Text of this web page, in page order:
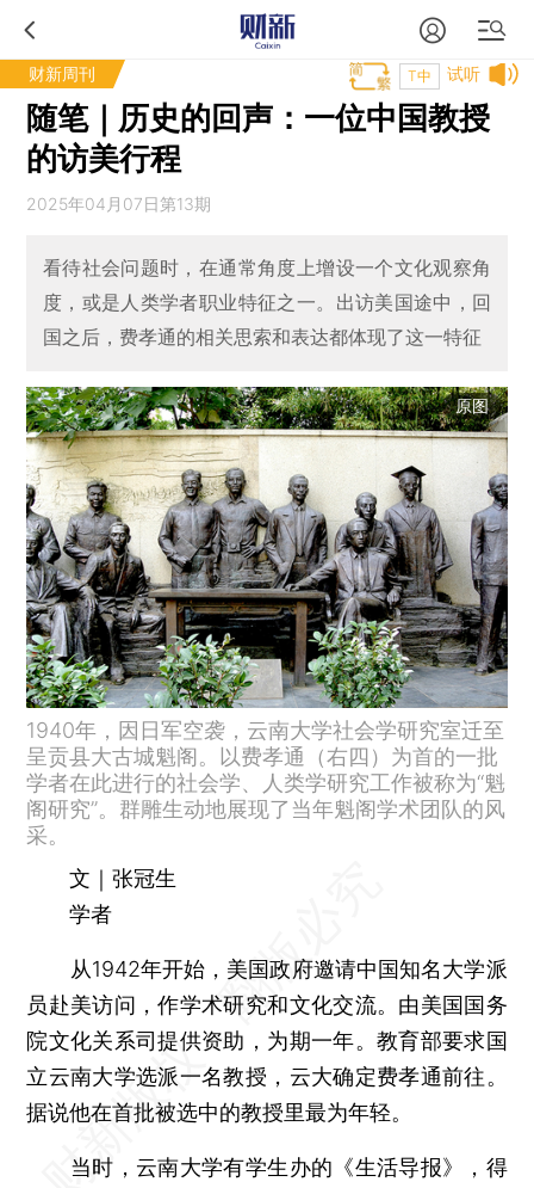
财新周刊 试听
T中
随笔｜历史的回声：一位中国教授
的访美行程
2025年04月07日第13期
看待社会问题时，在通常角度上增设一个文化观察角
度，或是人类学者职业特征之一。出访美国途中，回
国之后，费孝通的相关思索和表达都体现了这一特征
原图
1940年，因日军空袭，云南大学社会学研究室迁至
呈贡县大古城魁阁。以费孝通（右四）为首的一批
学者在此进行的社会学、人类学研究工作被称为“魁
阁研究”。群雕生动地展现了当年魁阁学术团队的风
采。
文｜张冠生
学者
从1942年开始，美国政府邀请中国知名大学派
员赴美访问，作学术研究和文化交流。由美国国务
院文化关系司提供资助，为期一年。教育部要求国
立云南大学选派一名教授，云大确定费孝通前往。
据说他在首批被选中的教授里最为年轻。
当时，云南大学有学生办的《生活导报》，得